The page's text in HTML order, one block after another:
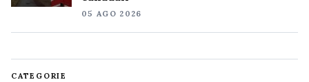
05 AGO 2026
CATEGORIE